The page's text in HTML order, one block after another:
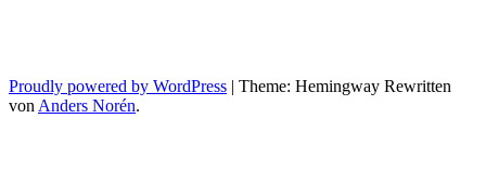
Proudly powered by WordPress | Theme: Hemingway Rewritten
von Anders Norén.